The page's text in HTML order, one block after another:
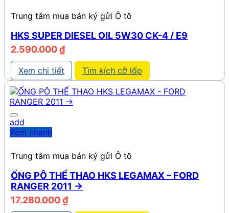
Trung tâm mua bán ký gửi Ô tô
HKS SUPER DIESEL OIL 5W30 CK-4 / E9
2.590.000₫
Xem chi tiết Tìm kích cỡ lốp
add
Xem nhanh
Trung tâm mua bán ký gửi Ô tô
ỐNG PÔ THỂ THAO HKS LEGAMAX – FORD
RANGER 2011 ->
17.280.000₫